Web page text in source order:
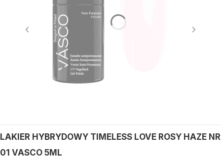
LAKIER HYBRYDOWY TIMELESS LOVE ROSY HAZE NR
01 VASCO 5ML